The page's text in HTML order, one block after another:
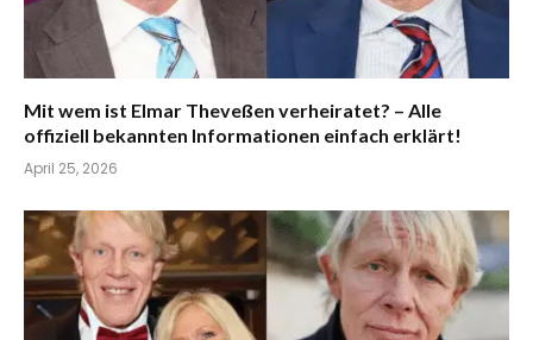
Mit wem ist Elmar Theveßen verheiratet? – Alle
offiziell bekannten Informationen einfach erklärt!
April 25, 2026